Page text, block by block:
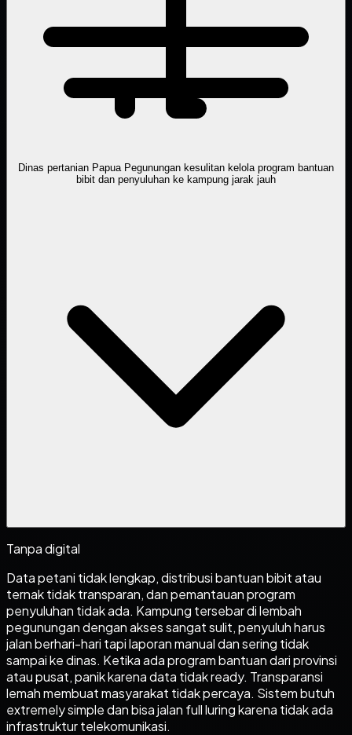
Dinas pertanian Papua Pegunungan kesulitan kelola program bantuan
bibit dan penyuluhan ke kampung jarak jauh
Tanpa digital
Data petani tidak lengkap, distribusi bantuan bibit atau
ternak tidak transparan, dan pemantauan program
penyuluhan tidak ada. Kampung tersebar di lembah
pegunungan dengan akses sangat sulit, penyuluh harus
jalan berhari-hari tapi laporan manual dan sering tidak
sampai ke dinas. Ketika ada program bantuan dari provinsi
atau pusat, panik karena data tidak ready. Transparansi
lemah membuat masyarakat tidak percaya. Sistem butuh
extremely simple dan bisa jalan full luring karena tidak ada
infrastruktur telekomunikasi.